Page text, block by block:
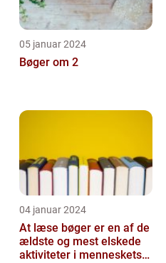
05 januar 2024
Bøger om 2
04 januar 2024
At læse bøger er en af de
ældste og mest elskede
aktiviteter i menneskets